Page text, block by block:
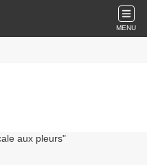
MENU